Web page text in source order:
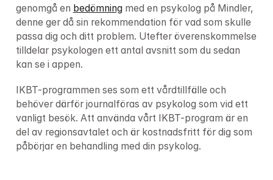
genomgå en bedömning med en psykolog på Mindler,
denne ger då sin rekommendation för vad som skulle
passa dig och ditt problem. Utefter överenskommelse
tilldelar psykologen ett antal avsnitt som du sedan
kan se i appen.
IKBT-programmen ses som ett vårdtillfälle och
behöver därför journalföras av psykolog som vid ett
vanligt besök. Att använda vårt IKBT-program är en
del av regionsavtalet och är kostnadsfritt för dig som
påbörjar en behandling med din psykolog.